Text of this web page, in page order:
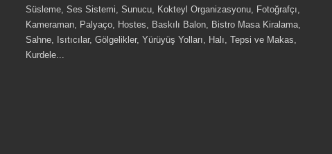
Süsleme, Ses Sistemi, Sunucu, Kokteyl Organizasyonu, Fotoğrafçı,
Kameraman, Palyaço, Hostes, Baskılı Balon, Bistro Masa Kiralama,
Sahne, Isıtıcılar, Gölgelikler, Yürüyüş Yolları, Halı, Tepsi ve Makas,
Kurdele...